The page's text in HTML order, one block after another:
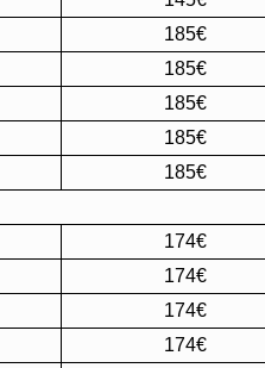
185€
185€
185€
185€
185€
174€
174€
174€
174€